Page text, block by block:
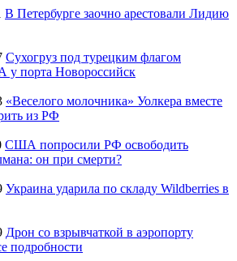
В Петербурге заочно арестовали Лидию
Сухогруз под турецким флагом
у порта Новороссийск
«Веселого молочника» Уолкера вместе
из РФ
США попросили РФ освободить
он при смерти?
Украина ударила по складу Wildberries в
Дрон со взрывчаткой в аэропорту
подробности